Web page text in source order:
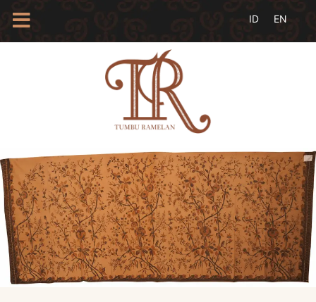
PROFIL
INSAN
BATIK
KAMUS
BATIK
KATALOG
BATIK
TANYA